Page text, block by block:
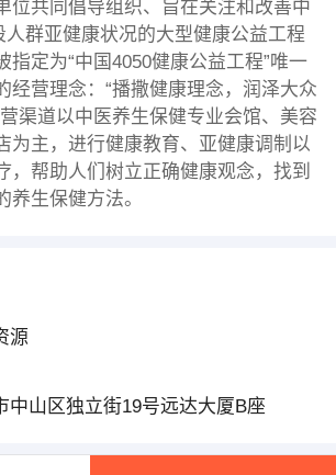
位共同倡导组织、旨在关注和改善中
人群亚健康状况的大型健康公益工程
指定为“中国4050健康公益工程”唯一
经营理念：“播撒健康理念，润泽大众
渠道以中医养生保健专业会馆、美容
为主，进行健康教育、亚健康调制以
，帮助人们树立正确健康观念，找到
养生保健方法。
源
中山区独立街19号远达大厦B座